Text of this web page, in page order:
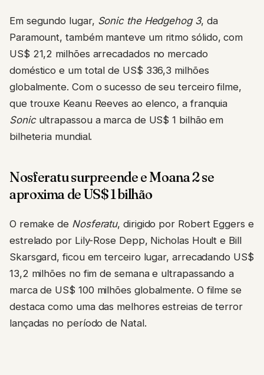
Em segundo lugar, Sonic the Hedgehog 3, da
Paramount, também manteve um ritmo sólido, com
US$ 21,2 milhões arrecadados no mercado
doméstico e um total de US$ 336,3 milhões
globalmente. Com o sucesso de seu terceiro filme,
que trouxe Keanu Reeves ao elenco, a franquia
Sonicultrapassou a marca de US$ 1 bilhão em
bilheteria mundial.
Nosferatu surpreende e Moana 2 se
aproxima de US$ 1 bilhão
O remake de Nosferatu, dirigido por Robert Eggers e
estrelado por Lily-Rose Depp, Nicholas Hoult e Bill
Skarsgard, ficou em terceiro lugar, arrecadando US$
13,2 milhões no fim de semana e ultrapassando a
marca de US$ 100 milhões globalmente. O filme se
destaca como uma das melhores estreias de terror
lançadas no período de Natal.